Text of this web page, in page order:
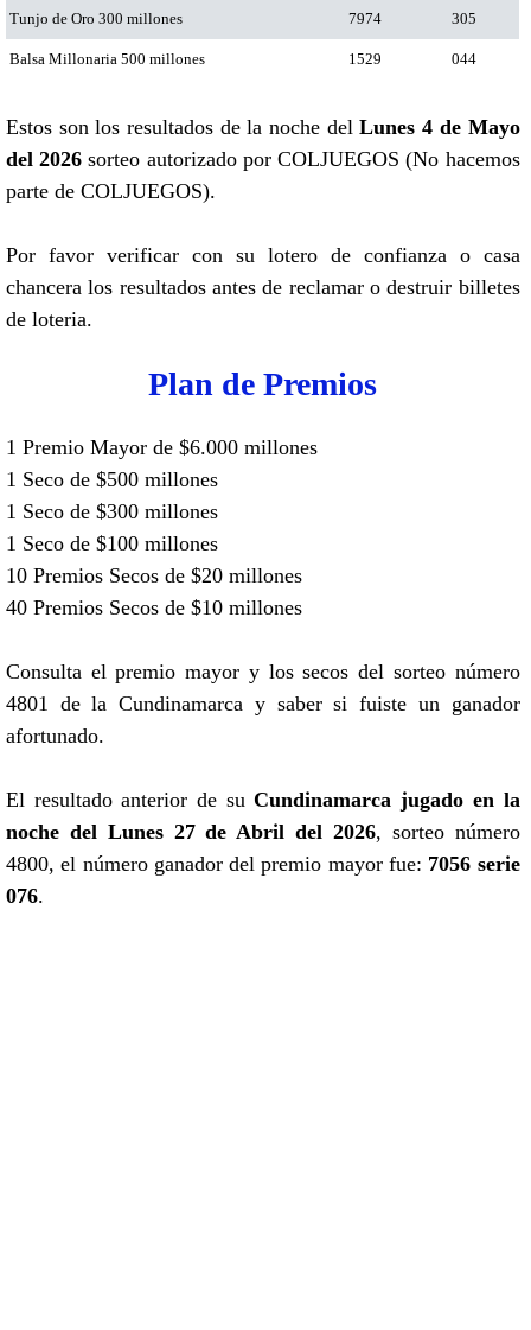
Tunjo de Oro 300 millones 7974 305
Balsa Millonaria 500 millones 1529 044
Estos son los resultados de la noche delLunes 4 de Mayo
del 2026 sorteo autorizado por COLJUEGOS (No hacemos
parte de COLJUEGOS).
Por favor verificar con su lotero de confianza o casa
chancera los resultados antes de reclamar o destruir billetes
de loteria.
Plan de Premios
1 Premio Mayor de $6.000 millones
1 Seco de $500 millones
1 Seco de $300 millones
1 Seco de $100 millones
10 Premios Secos de $20 millones
40 Premios Secos de $10 millones
Consulta el premio mayor y los secos del sorteo número
4801 de la Cundinamarca y saber si fuiste un ganador
afortunado.
El resultado anterior de suCundinamarca jugado en la
noche del Lunes 27 de Abril del 2026, sorteo número
4800, el número ganador del premio mayor fue: 7056 serie
076.